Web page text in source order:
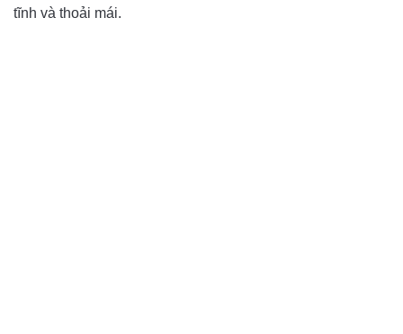
tĩnh và thoải mái.